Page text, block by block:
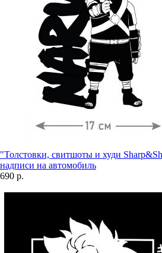
"Толстовки, свитшоты и худи
надписи на автомобиль
690 р.